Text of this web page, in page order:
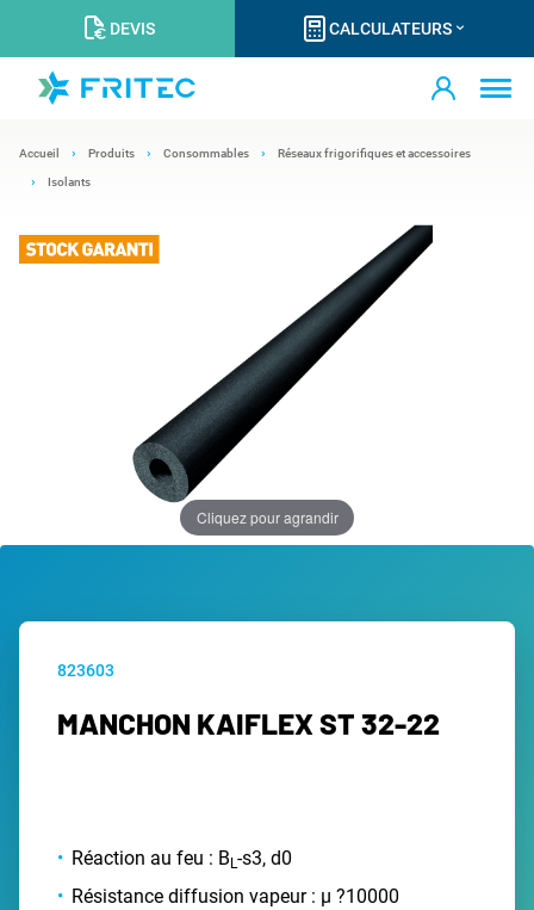
DEVIS CALCULATEURS
Accueil Produits Consommables Réseaux frigorifiques et accessoires
Isolants
Cliquez pour agrandir
823603
MANCHON KAIFLEX ST 32-22
Réaction au feu : B L-s3, d0
Résistance diffusion vapeur : µ ?10000